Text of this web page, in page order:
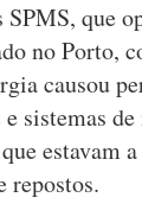
SPMS, que
no Porto,
causou
e sistemas
estavam
repostos.